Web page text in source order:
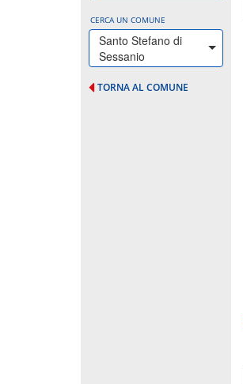
CERCA UN COMUNE
Santo Stefano di
Sessanio
TORNA AL COMUNE